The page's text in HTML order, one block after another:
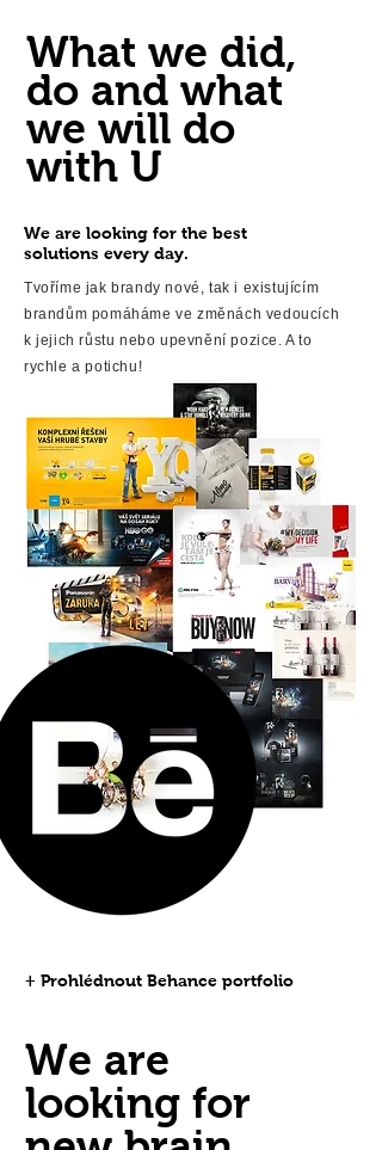
What we did,
do and what
we will do
with U
We are looking for the best
solutions every day.
Tvoříme jak brandy nové, tak i existujícím
brandům pomáháme ve změnách vedoucích
k jejich růstu nebo upevnění pozice. A to
rychle a potichu!
+ Prohlédnout Behance portfolio
We are
looking for